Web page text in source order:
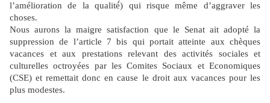
l’amélioration de la qualité́) qui risque même d’aggraver les
choses.
Nous aurons la maigre satisfaction que le Senat ait adopté la
suppression de l’article 7 bis qui portait atteinte aux chèques
vacances et aux prestations relevant des activités sociales et
culturelles octroyées par les Comites Sociaux et Economiques
(CSE) et remettait donc en cause le droit aux vacances pour les
plus modestes.